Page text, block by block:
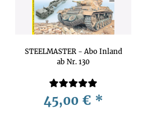
STEELMASTER - Abo Inland
ab Nr. 130
45,00 € *